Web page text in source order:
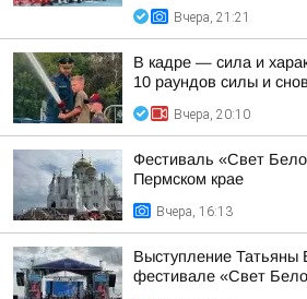
Вчера, 21:21
В кадре — сила и
10 раундов силы и
Вчера, 20:10
Фестиваль «Свет
Пермском крае
Вчера, 16:13
Выступление Татьяны
фестивале «Свет